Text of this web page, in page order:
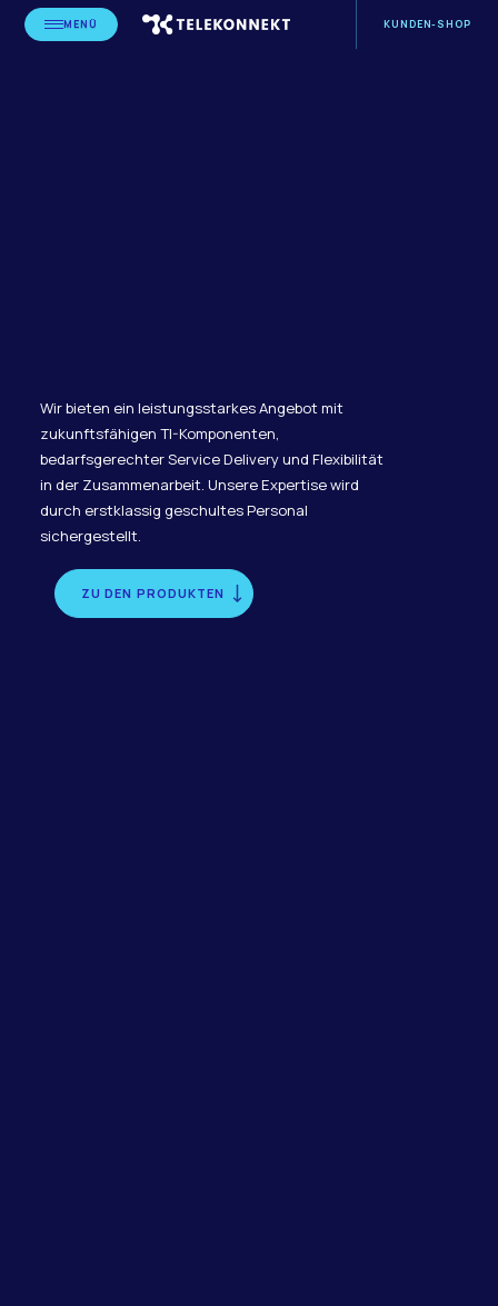
MENÜ KUNDEN-SHOP
Wir bieten ein leistungsstarkes Angebot mit
zukunftsfähigen TI-Komponenten,
bedarfsgerechter Service Delivery und Flexibilität
in der Zusammenarbeit. Unsere Expertise wird
durch erstklassig geschultes Personal
sichergestellt.
ZU DEN PRODUKTEN